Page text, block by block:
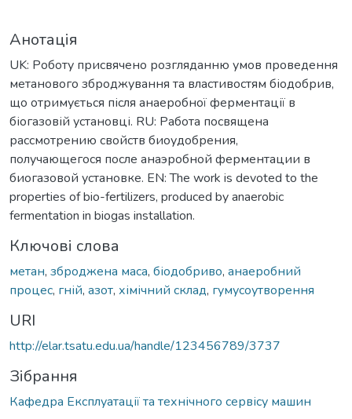
Анотація
UK: Роботу присвячено розгляданню умов проведення
метанового зброджування та властивостям біодобрив,
що отримується після анаеробної ферментації в
біогазовій установці. RU: Работа посвящена
рассмотрению свойств биоудобрения,
получающегося после анаэробной ферментации в
биогазовой установке. EN: The work is devoted to the
properties of bio-fertilizers, produced by anaerobic
fermentation in biogas installation.
Ключові слова
метан, зброджена маса, біодобриво, анаеробний
процес, гній, азот, хімічний склад, гумусоутворення
URI
http://elar.tsatu.edu.ua/handle/123456789/3737
Зібрання
Кафедра Експлуатації та технічного сервісу машин